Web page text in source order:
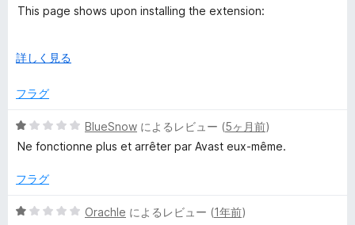
r
i
y
P
評
This page shows upon installing the extension:
discontinuation-faq/#pc
discontinuation-faq/#pc
広
て
詳しく見る
フラグ
5
段
中
の
BlueSnow によるレビュー (5ヶ月前)
Ne fonctionne plus et arrêter par Avast eux-même.
フラグ
5
Orachle によるレビュー (1年前)